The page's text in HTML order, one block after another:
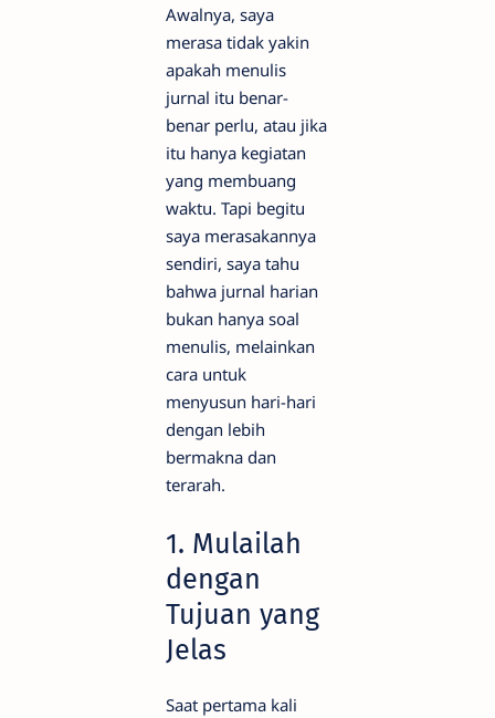
Awalnya, saya
merasa tidak yakin
apakah menulis
jurnal itu benar-
benar perlu, atau jika
itu hanya kegiatan
yang membuang
waktu. Tapi begitu
saya merasakannya
sendiri, saya tahu
bahwa jurnal harian
bukan hanya soal
menulis, melainkan
cara untuk
menyusun hari-hari
dengan lebih
bermakna dan
terarah.
1. Mulailah
dengan
Tujuan yang
Jelas
Saat pertama kali